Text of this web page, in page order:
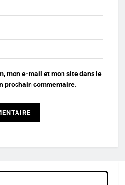
mon e-mail et mon site dans le
prochain commentaire.